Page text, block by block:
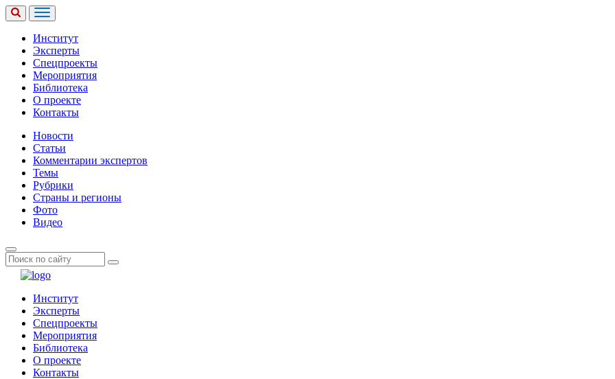
Институт
Эксперты
Спецпроекты
Мероприятия
Библиотека
О проекте
Контакты
Новости
Статьи
Комментарии экспертов
Темы
Рубрики
Страны и регионы
Фото
Видео
Институт
Эксперты
Спецпроекты
Мероприятия
Библиотека
О проекте
Контакты